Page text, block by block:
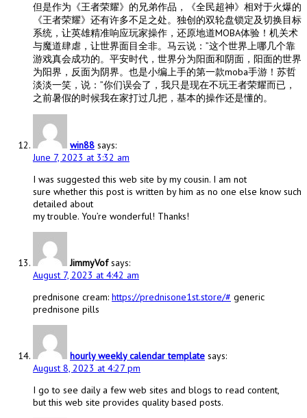
但是作为《王者荣耀》的兄弟作品，《全民超神》相对于火爆的
《王者荣耀》还有许多不足之处。独创的双轮盘锁定及切换目标
系统，让英雄精准响应玩家操作，还原地道MOBA体验！机关术
与魔道肆虐，让世界面目全非。马云说：”这个世界上哪几个靠
游戏真会成功的。平安时代，世界分为阳面和阴面，阳面的世界
为阳界，反面为阴界。也是小编上手的第一款moba手游！苏哲
淡淡一笑，说：”你们误会了，我只是现在不玩王者荣耀而已，
之前暑假的时候我在家打过几把，基本的操作还是懂的。
win88 says:
June 7, 2023 at 3:32 am
I was suggested this web site by my cousin. I am not
sure whether this post is written by him as no one else know such
detailed about
my trouble. You’re wonderful! Thanks!
JimmyVof says:
August 7, 2023 at 4:42 am
prednisone cream: https://prednisone1st.store/# generic
prednisone pills
hourly weekly calendar template says:
August 8, 2023 at 4:27 pm
I go to see daily a few web sites and blogs to read content,
but this web site provides quality based posts.